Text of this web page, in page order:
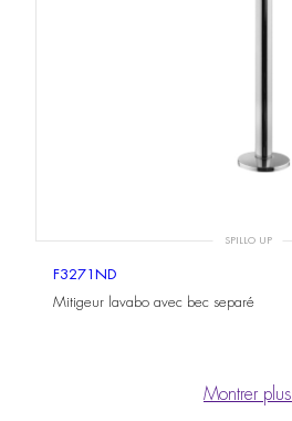
SPILLO UP
F3271ND
Mitigeur lavabo avec bec separé
Montrer plus